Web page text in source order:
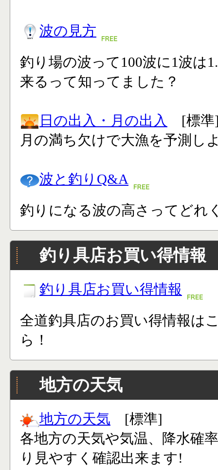
波の見方
釣り場の波って100波に1波は
来るって知ってました？
日の出入・月の出入
[標準
月の満ち欠けで大漁を予測し
波と釣りQ&A
釣りになる波の高さってどれ
釣り具店お買い得情報
釣り具店お買い得情報
全道釣具店のお買い得情報は
ら！
地方の天気
地方の天気 [標準]
各地方の天気や気温、降水確
り見やすく確認出来ます!